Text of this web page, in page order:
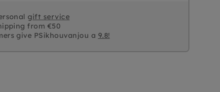
gift service
from €50
give PSikhouvanjou a 9.8!